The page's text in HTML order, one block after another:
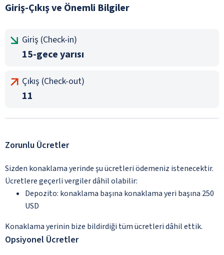
Giriş-Çıkış ve Önemli Bilgiler
Giriş (Check-in)
15-gece yarısı
Çıkış (Check-out)
11
Zorunlu Ücretler
Sizden konaklama yerinde şu ücretleri ödemeniz istenecektir.
Ücretlere geçerli vergiler dâhil olabilir:
Depozito: konaklama başına konaklama yeri başına 250
USD
Konaklama yerinin bize bildirdiği tüm ücretleri dâhil ettik.
Opsiyonel Ücretler